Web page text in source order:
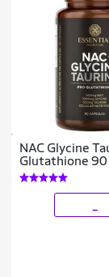
NAC Glycine
Glutathione 90
Essential